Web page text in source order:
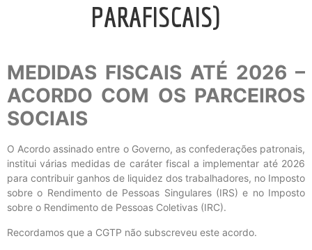
PARAFISCAIS)
MEDIDAS FISCAIS ATÉ 2026 –
ACORDO COM OS PARCEIROS
SOCIAIS
O Acordo assinado entre o Governo, as confederações patronais,
institui várias medidas de caráter fiscal a implementar até 2026
para contribuir ganhos de liquidez dos trabalhadores, no Imposto
sobre o Rendimento de Pessoas Singulares (IRS) e no Imposto
sobre o Rendimento de Pessoas Coletivas (IRC).
Recordamos que a CGTP não subscreveu este acordo.